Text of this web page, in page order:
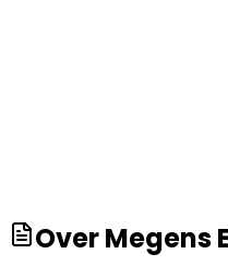
OverMegens